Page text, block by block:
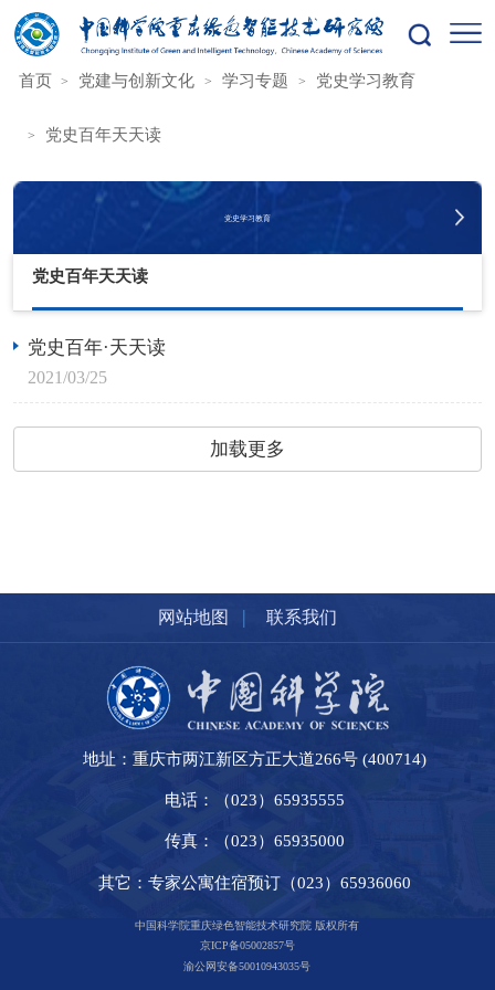
您的位置：
首页 党建与创新文化 学习专题 党史学习教育
党史百年天天读
党史学习教育
党史百年天天读
党史百年·天天读
2021/03/25
加载更多
网站地图 | 联系我们
地址：重庆市两江新区方正大道266号 (400714)
电话：（023）65935555
传真：（023）65935000
其它：专家公寓住宿预订（023）65936060
中国科学院重庆绿色智能技术研究院 版权所有
京ICP备05002857号
渝公网安备50010943035号